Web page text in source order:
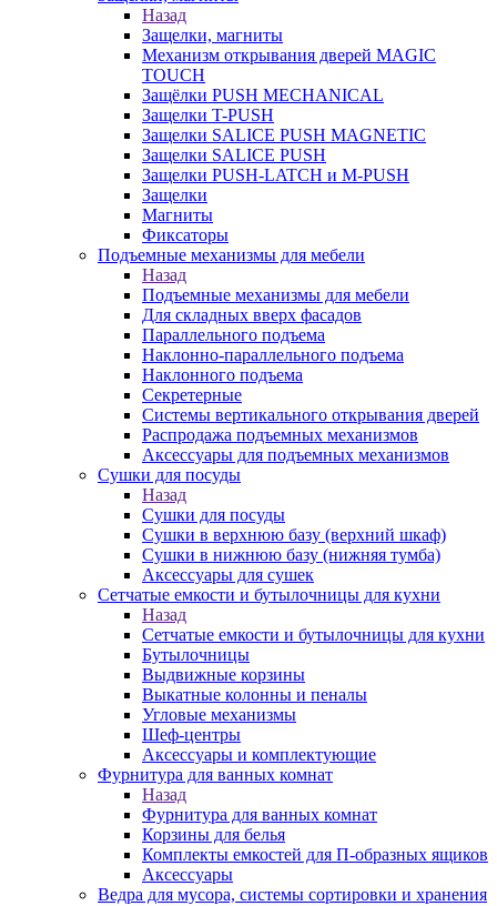
Назад
Защелки, магниты
Механизм открывания дверей MAGIC
TOUCH
Защёлки PUSH MECHANICAL
Защелки T-PUSH
Защелки SALICE PUSH MAGNETIC
Защелки SALICE PUSH
Защелки PUSH-LATCH и M-PUSH
Защелки
Магниты
Фиксаторы
Подъемные механизмы для мебели
Назад
Подъемные механизмы для мебели
Для складных вверх фасадов
Параллельного подъема
Наклонно-параллельного подъема
Наклонного подъема
Секретерные
Системы вертикального открывания дверей
Распродажа подъемных механизмов
Аксессуары для подъемных механизмов
Сушки для посуды
Назад
Сушки для посуды
Сушки в верхнюю базу (верхний шкаф)
Сушки в нижнюю базу (нижняя тумба)
Аксессуары для сушек
Сетчатые емкости и бутылочницы для кухни
Назад
Сетчатые емкости и бутылочницы для кухни
Бутылочницы
Выдвижные корзины
Выкатные колонны и пеналы
Угловые механизмы
Шеф-центры
Аксессуары и комплектующие
Фурнитура для ванных комнат
Назад
Фурнитура для ванных комнат
Корзины для белья
Комплекты емкостей для П-образных ящиков
Аксессуары
Ведра для мусора, системы сортировки и хранения